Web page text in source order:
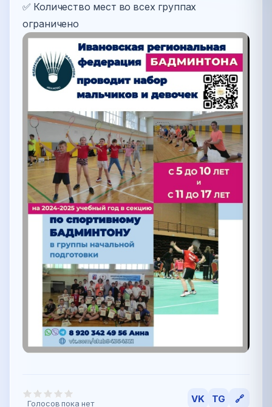
✅ Количество мест во всех группах
ограничено
Голосов пока нет VK TG 🔗